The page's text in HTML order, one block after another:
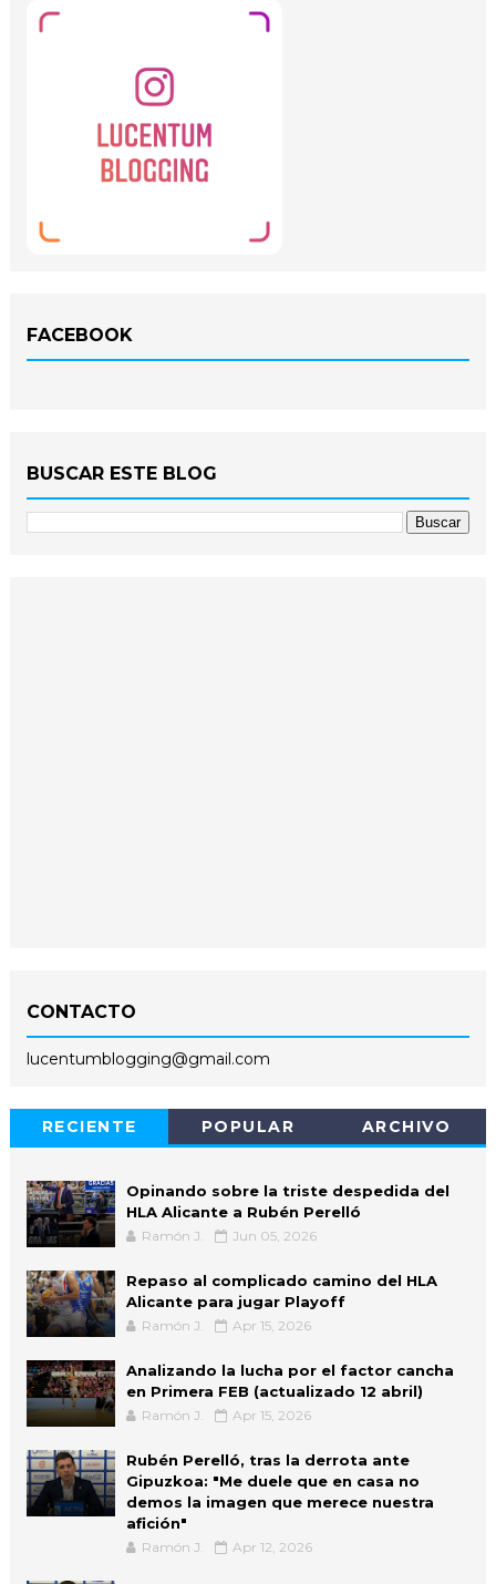
FACEBOOK
BUSCAR ESTE BLOG
CONTACTO
lucentumblogging@gmail.com
RECIENTE POPULAR ARCHIVO
Opinando sobre la triste despedida del
HLA Alicante a Rubén Perelló
Ramón J. Jun 05, 2026
Repaso al complicado camino del HLA
Alicante para jugar Playoff
Ramón J. Apr 15, 2026
Analizando la lucha por el factor cancha
en Primera FEB (actualizado 12 abril)
Ramón J. Apr 15, 2026
Rubén Perelló, tras la derrota ante
Gipuzkoa: "Me duele que en casa no
demos la imagen que merece nuestra
afición"
Ramón J. Apr 12, 2026